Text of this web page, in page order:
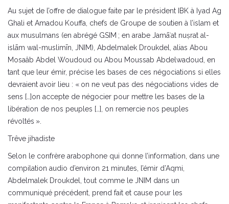
Au sujet de l’offre de dialogue faite par le président IBK à Iyad Ag
Ghali et Amadou Kouffa, chefs de Groupe de soutien à l’islam et
aux musulmans (en abrégé GSIM ; en arabe Jamāʿat nuṣrat al-
islām wal-muslimīn, JNIM), Abdelmalek Droukdel, alias Abou
Mosaâb Abdel Woudoud ou Abou Moussab Abdelwadoud, en
tant que leur émir, précise les bases de ces négociations si elles
devraient avoir lieu : « on ne veut pas des négociations vides de
sens […]on accepte de négocier pour mettre les bases de la
libération de nos peuples […], on remercie nos peuples
révoltés ».
Trêve jihadiste
Selon le confrère arabophone qui donne l’information, dans une
compilation audio d’environ 21 minutes, l’émir d’Aqmi,
Abdelmalek Droukdel, tout comme le JNIM dans un
communiqué précédent, prend fait et cause pour les